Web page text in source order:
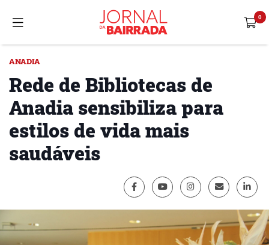
ANADIA
Rede de Bibliotecas de
Anadia sensibiliza para
estilos de vida mais
saudáveis